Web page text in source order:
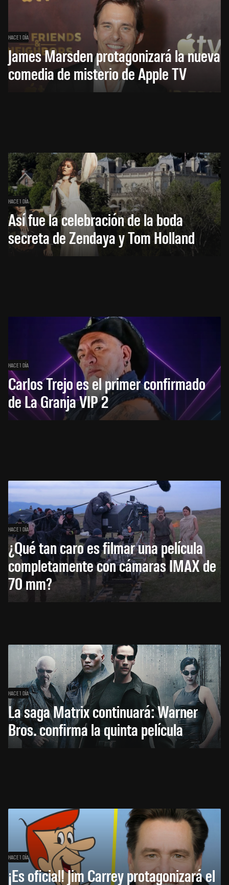
HACE 1 DÍA
James Marsden protagonizará la nueva
comedia de misterio de Apple TV
HACE 1 DÍA
Así fue la celebración de la boda
secreta de Zendaya y Tom Holland
HACE 1 DÍA
Carlos Trejo es el primer confirmado
de La Granja VIP 2
HACE 1 DÍA
¿Qué tan caro es filmar una película
completamente con cámaras IMAX de
70 mm?
HACE 1 DÍA
La saga Matrix continuará: Warner
Bros. confirma la quinta película
HACE 1 DÍA
¡Es oficial! Jim Carrey protagonizará el